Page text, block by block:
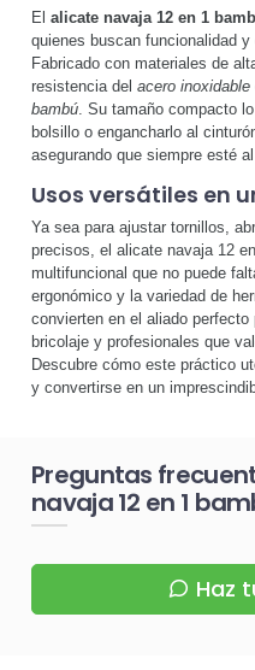
El alicate navaja 12 en 1
quienes buscan funcionalidad
Fabricado con materiales de
resistencia del acero inoxidable
bambú. Su tamaño compacto
bolsillo o engancharlo al
asegurando que siempre esté
Usos versátiles en
Ya sea para ajustar tornillos,
precisos, el alicate navaja 12
multifuncional que no puede
ergonómico y la variedad de
convierten en el aliado
bricolaje y profesionales que
Descubre cómo este práctico
y convertirse en un
Preguntas
navaja 12 en 1
Haz